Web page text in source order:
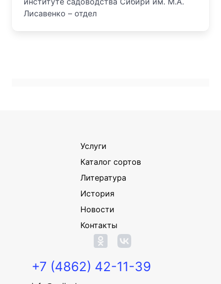
Лисавенко – отдел
Услуги
Каталог сортов
Литература
История
Новости
Контакты
+7 (4862) 42-11-39